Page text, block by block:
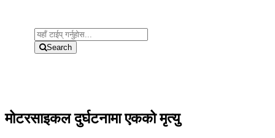
Search
मोटरसाइकल दुर्घटनामा एकको मृत्यु